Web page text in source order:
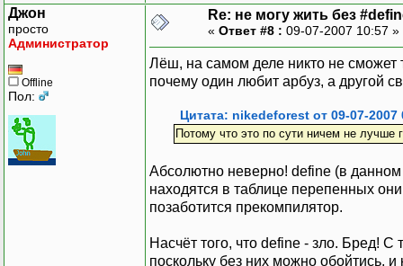
Джон
просто
Администратор
Offline
Пол:
Re: не могу жить без
« Ответ #8 : 09-07-2007 10:57 »
Лёш, на самом деле никто не сможет
почему один любит арбуз, а другой
Цитата: nikedeforest от 09-07-2007
Потому что это по сути ничем не лучше
Абсолютно неверно! define (в
находятся в таблице перепенных
позаботится прекомпилятор.
Насчёт того, что define - зло. Бред!
поскольку без них можно обойтись,